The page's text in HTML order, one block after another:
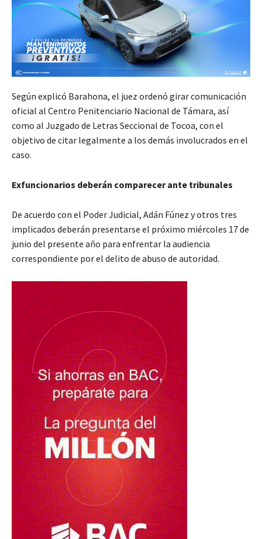
Según explicó Barahona, el juez ordenó girar comunicación
oficial al Centro Penitenciario Nacional de Támara, así
como al Juzgado de Letras Seccional de Tocoa, con el
objetivo de citar legalmente a los demás involucrados en el
caso.
Exfuncionarios deberán comparecer ante tribunales
De acuerdo con el Poder Judicial, Adán Fúnez y otros tres
implicados deberán presentarse el próximo miércoles 17 de
junio del presente año para enfrentar la audiencia
correspondiente por el delito de abuso de autoridad.